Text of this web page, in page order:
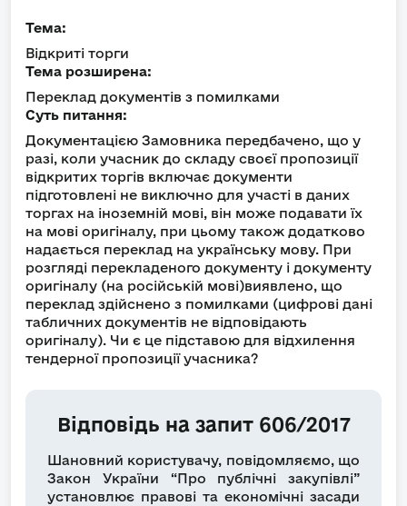
Тема:
Відкриті торги
Тема розширена:
Переклад документів з помилками
Суть питання:
Документацією Замовника передбачено, що у
разі, коли учасник до складу своєї пропозиції
відкритих торгів включає документи
підготовлені не виключно для участі в даних
торгах на іноземній мові, він може подавати їх
на мові оригіналу, при цьому також додатково
надається переклад на українську мову. При
розгляді перекладеного документу і документу
оригіналу (на російській мові)виявлено, що
переклад здійснено з помилками (цифрові дані
табличних документів не відповідають
оригіналу). Чи є це підставою для відхилення
тендерної пропозиції учасника?
Відповідь на запит 606/2017
Шановний користувачу, повідомляємо, що
Закон України “Про публічні закупівлі”
установлює правові та економічні засади